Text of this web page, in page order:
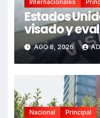
Internacionales
Estados
visado y
funcionarios
AGO 8, 2026
Nacional Principal